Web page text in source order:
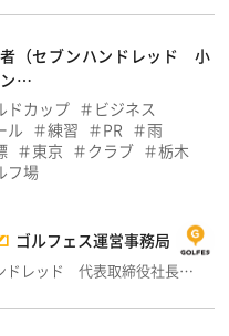
（セブンハンドレッド 小
ン…
ドカップ
ビジネス
ル 練習 PR
雨
東京 クラブ
栃木
フ場
ゴルフェス運営事務局
ドレッド 代表取締役社長…